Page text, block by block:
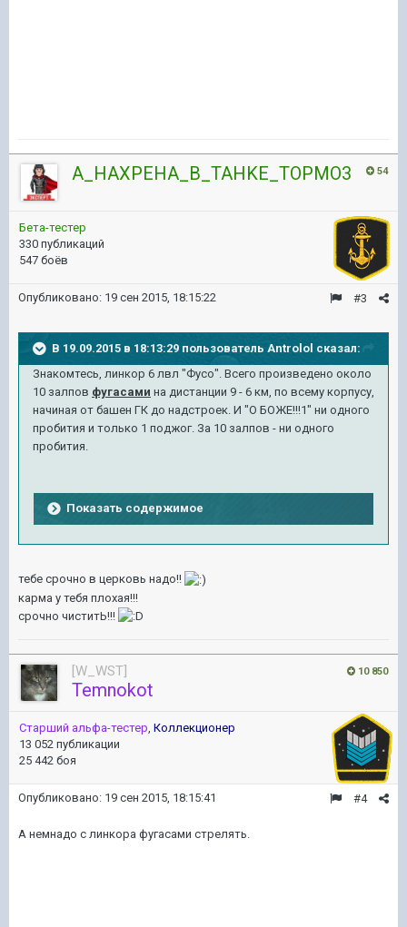
54
A_HAXPEHA_B_TAHKE_TOPMO3
Бета-тестер
330 публикаций
547 боёв
#3
Опубликовано: 19 сен 2015, 18:15:22
В 19.09.2015 в 18:13:29 пользователь Antrolol сказал:
Знакомтесь, линкор 6 лвл "Фусо". Всего произведено около
10 залпов фугасами на дистанции 9 - 6 км, по всему корпусу,
начиная от башен ГК до надстроек. И "О БОЖЕ!!!1" ни одного
пробития и только 1 поджог. За 10 залпов - ни одного
пробития.
Показать содержимое
тебе срочно в церковь надо!!
карма у тебя плохая!!!
срочно чиститЬ!!!
10 850
[W_WST]
Temnokot
Старший альфа-тестер, Коллекционер
13 052 публикации
25 442 боя
#4
Опубликовано: 19 сен 2015, 18:15:41
А немнадо с линкора фугасами стрелять.